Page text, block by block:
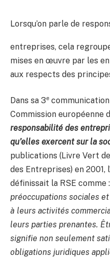
Lorsqu’on parle de
entreprises, cela
mises en œuvre par les
aux respects des
Dans sa 3e communication
Commission européenne
responsabilité des
qu’elles exercent sur la
publications (Livre Vert
des Entreprises) en 2001,
définissait la RSE comme :
préoccupations sociales
à leurs activités
leurs parties prenantes.
signifie non seulement
obligations juridiques